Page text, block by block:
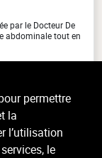
par le Docteur De
abdominale tout en
permettre
la
l’utilisation
le